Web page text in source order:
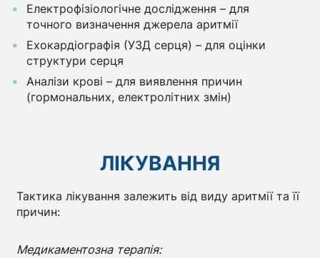
Електрофізіологічне дослідження – для
точного визначення джерела аритмії
Ехокардіографія (УЗД серця) – для оцінки
структури серця
Аналізи крові – для виявлення причин
(гормональних, електролітних змін)
ЛІКУВАННЯ
Тактика лікування залежить від виду аритмії та її
причин:
Медикаментозна терапія: